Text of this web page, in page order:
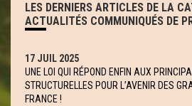
LES DERNIERS ARTICLES DE LA
ACTUALITÉS COMMUNIQUÉS DE
17 JUIL 2025
UNE LOI QUI RÉPOND ENFIN AUX
STRUCTURELLES POUR L’AVENIR DES
FRANCE !